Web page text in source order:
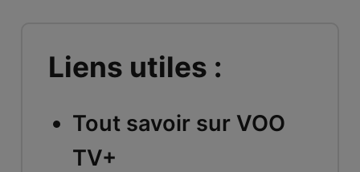
Liens utiles :
Tout savoir sur VOO
TV+